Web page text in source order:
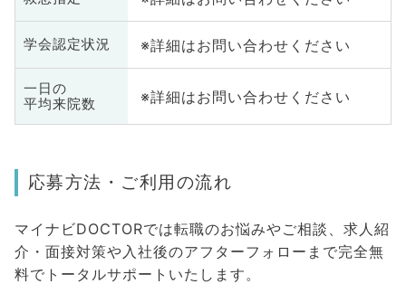
学会認定状況 ※詳細はお問い合わせください
一日の
平均来院数
※詳細はお問い合わせください
応募方法・ご利用の流れ
マイナビDOCTORでは転職のお悩みやご相談、求人紹
介・面接対策や入社後のアフターフォローまで完全無
料でトータルサポートいたします。